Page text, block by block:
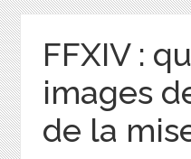
FFXIV :
images
de la